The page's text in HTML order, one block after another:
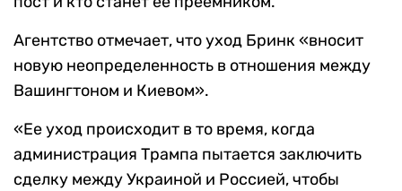
Агентство отмечает, что уход Бринк «вносит
новую неопределенность в отношения между
Вашингтоном и Киевом».
«Ее уход происходит в то время, когда
администрация Трампа пытается заключить
сделку между Украиной и Россией, чтобы